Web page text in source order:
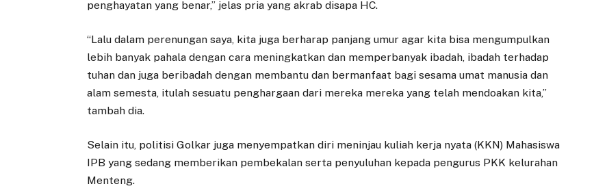
penghayatan yang benar,” jelas pria yang akrab disapa HC.
“Lalu dalam perenungan saya, kita juga berharap panjang umur agar kita bisa mengumpulkan
lebih banyak pahala dengan cara meningkatkan dan memperbanyak ibadah, ibadah terhadap
tuhan dan juga beribadah dengan membantu dan bermanfaat bagi sesama umat manusia dan
alam semesta, itulah sesuatu penghargaan dari mereka mereka yang telah mendoakan kita,”
tambah dia.
Selain itu, politisi Golkar juga menyempatkan diri meninjau kuliah kerja nyata (KKN) Mahasiswa
IPB yang sedang memberikan pembekalan serta penyuluhan kepada pengurus PKK kelurahan
Menteng.
DAERAH
DPRD Kota Bogor
Terima Draft
RAPBD 2026,
Banggar Langsung
Lakukan
BOGOR – DPRD Kota
Ceu Atty Ajak
Warga Bogor
Belanja di Warung
Tetangga untuk
Dukung UMKM
BOGOR – Anggota
DPRD Kota Bogor, Atty